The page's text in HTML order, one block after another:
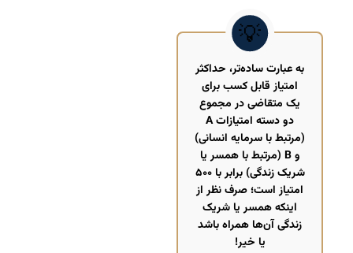
به عبارت ساده‌تر، حداکثر
امتیاز قابل کسب برای
یک متقاضی در مجموع
دو دسته امتیازات A
(مرتبط با سرمایه انسانی)
و B (مرتبط با همسر یا
شریک زندگی) برابر با ۵۰۰
امتیاز است؛ صرف نظر از
اینکه همسر یا شریک
زندگی آن‌ها همراه باشد
یا خیر!